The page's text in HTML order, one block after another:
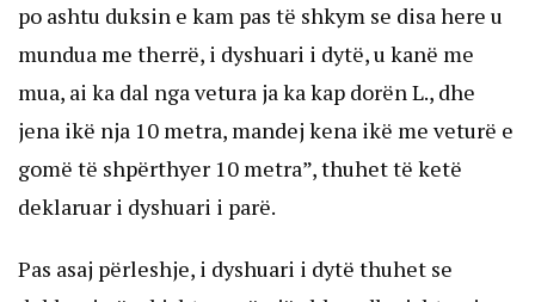
po ashtu duksin e kam pas të shkym se disa here u
mundua me therrë, i dyshuari i dytë, u kanë me
mua, ai ka dal nga vetura ja ka kap dorën L., dhe
jena ikë nja 10 metra, mandej kena ikë me veturë e
gomë të shpërthyer 10 metra”, thuhet të ketë
deklaruar i dyshuari i parë.
Pas asaj përleshje, i dyshuari i dytë thuhet se